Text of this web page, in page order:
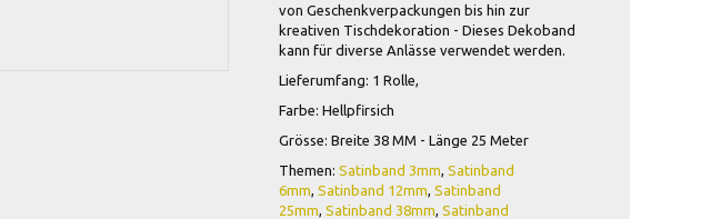
von Geschenkverpackungen bis hin zur
kreativen Tischdekoration - Dieses Dekoband
kann für diverse Anlässe verwendet werden.
Lieferumfang: 1 Rolle,
Farbe: Hellpfirsich
Grösse: Breite 38 MM - Länge 25 Meter
Themen: Satinband 3mm Satinband
6mm Satinband 12mm Satinband
25mm Satinband 38mm Satinband